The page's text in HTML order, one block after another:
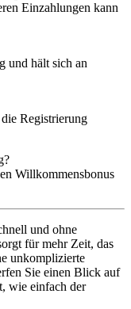
Einzahlungen kann
und hält sich an
Registrierung
Willkommensbonus
und ohne
für mehr Zeit, das
unkomplizierte
Sie einen Blick auf
wie einfach der